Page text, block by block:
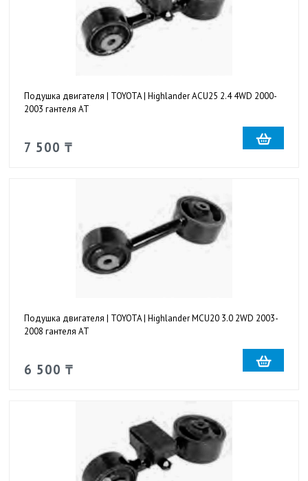
Подушка двигателя | TOYOTA | Highlander ACU25 2.4 4WD 2000-
2003 гантеля AT
7 500 ₸
Подушка двигателя | TOYOTA | Highlander MCU20 3.0 2WD 2003-
2008 гантеля AT
6 500 ₸